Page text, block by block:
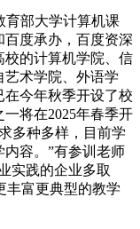
部大学计算机课
度承办，百度资深
校的计算机学院、信
艺术学院、外语学
在今年秋季开设了校
将在2025年春季开
多种多样，目前学
容。”有参训老师
实践的企业多取
丰富更典型的教学